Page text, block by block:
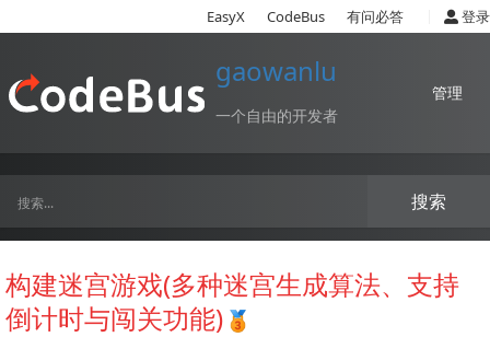
EasyX CodeBus 有问必答 登录
gaowanlu
一个自由的开发者
管理
构建迷宫游戏(多种迷宫生成算法、支持
倒计时与闯关功能)
搜索